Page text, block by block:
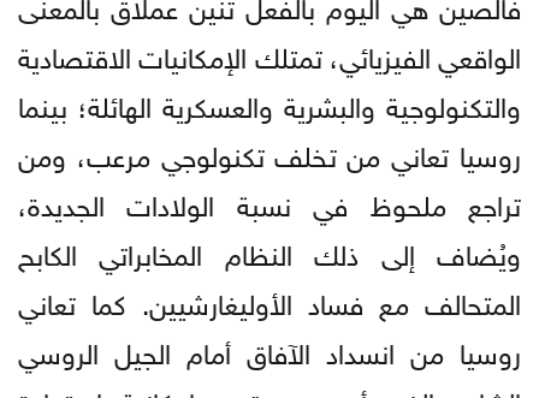
الواقعي الفيزيائي، تمتلك الإمكانيات الاقتصادية
والتكنولوجية والبشرية والعسكرية الهائلة؛ بينما
روسيا تعاني من تخلف تكنولوجي مرعب، ومن
تراجع ملحوظ في نسبة الولادات الجديدة،
ويُضاف إلى ذلك النظام المخابراتي الكابح
المتحالف مع فساد الأوليغارشيين. كما تعاني
روسيا من انسداد الآفاق أمام الجيل الروسي